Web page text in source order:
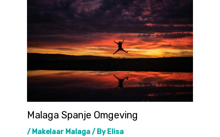
Malaga Spanje Omgeving
/ Makelaar Malaga/ ByElisa